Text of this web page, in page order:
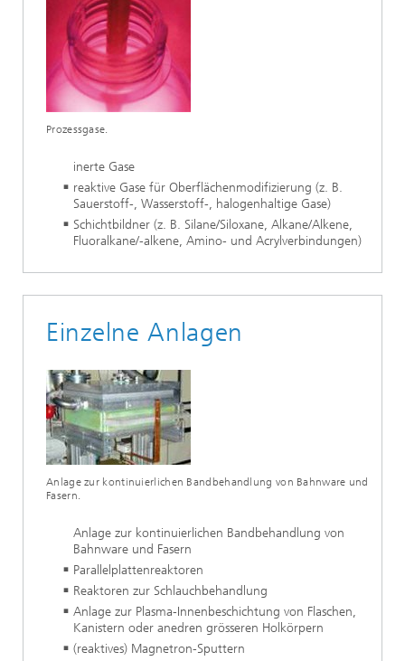
Prozessgase.
inerte Gase
reaktive Gase für Oberflächenmodifizierung (z. B.
Sauerstoff-, Wasserstoff-, halogenhaltige Gase)
Schichtbildner (z. B. Silane/Siloxane, Alkane/Alkene,
Fluoralkane/-alkene, Amino- und Acrylverbindungen)
Einzelne Anlagen
Anlage zur kontinuierlichen Bandbehandlung von Bahnware und
Fasern.
Anlage zur kontinuierlichen Bandbehandlung von
Bahnware und Fasern
Parallelplattenreaktoren
Reaktoren zur Schlauchbehandlung
Anlage zur Plasma-Innenbeschichtung von Flaschen,
Kanistern oder anedren grösseren Holkörpern
(reaktives) Magnetron-Sputtern